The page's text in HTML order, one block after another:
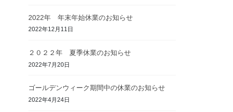
2022年 年末年始休業のお知らせ
2022年12月11日
２０２２年 夏季休業のお知らせ
2022年7月20日
ゴールデンウィーク期間中の休業のお知らせ
2022年4月24日